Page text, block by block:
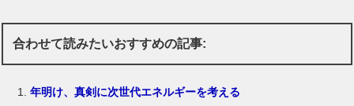
合わせて読みたいおすすめの記事:
年明け、真剣に次世代エネルギーを考える